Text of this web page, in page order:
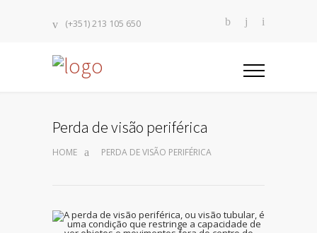
(+351) 213 105 650
Perda de visão periférica
HOME PERDA DE VISÃO PERIFÉRICA